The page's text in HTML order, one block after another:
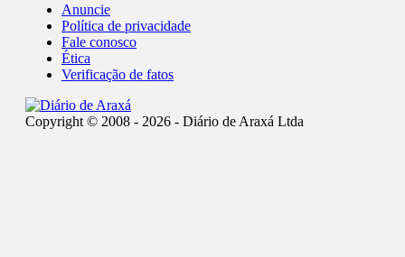
Anuncie
Política de privacidade
Fale conosco
Ética
Verificação de fatos
Copyright © 2008 - 2026 - Diário de Araxá Ltda